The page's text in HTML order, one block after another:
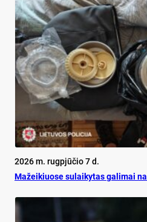
2026 m. rugpjūčio 7 d.
Mažeikiuose sulaikytas galimai